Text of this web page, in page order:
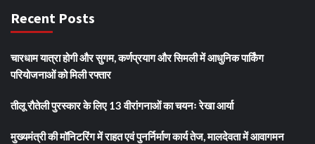
Recent Posts
चारधाम यात्रा होगी और सुगम, कर्णप्रयाग और सिमली में आधुनिक पार्किंग
परियोजनाओं को मिली रफ्तार
तीलू रौतेली पुरस्कार के लिए 13 वीरांगनाओं का चयनः रेखा आर्या
मुख्यमंत्री की मॉनिटरिंग में राहत एवं पुनर्निर्माण कार्य तेज, मालदेवता में आवागमन